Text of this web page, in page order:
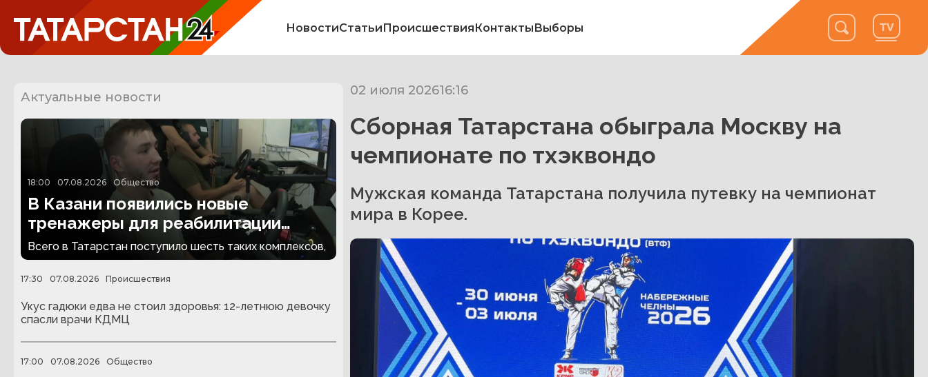
НовостиСтатьиПроисшествияКонтактыВыборы
Актуальные новости
18:00 07.08.2026 Общество
В Казани появились новые
тренажеры для реабилитации
людей с ампутациями
Всего в Татарстан поступило шесть таких комплексов,
17:30 07.08.2026 Происшествия
Укус гадюки едва не стоил здоровья: 12-летнюю девочку
спасли врачи КДМЦ
17:00 07.08.2026 Общество
02 июля 202616:16
Сборная Татарстана обыграла Москву на
чемпионате по тхэквондо
Мужская команда Татарстана получила путевку на чемпионат
мира в Корее.